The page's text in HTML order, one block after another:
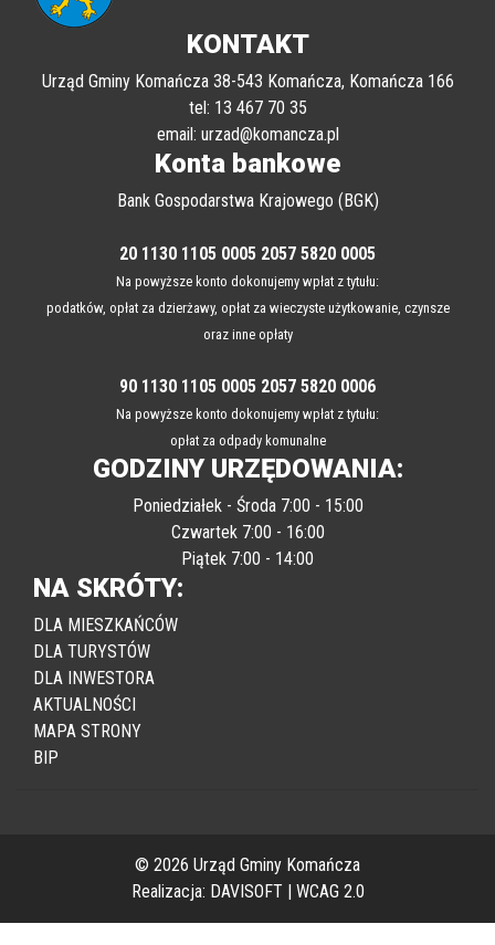
KONTAKT
Urząd Gminy Komańcza 38-543 Komańcza, Komańcza 166
tel: 13 467 70 35
email: urzad@komancza.pl
Konta bankowe
Bank Gospodarstwa Krajowego (BGK)
20 1130 1105 0005 2057 5820 0005
Na powyższe konto dokonujemy wpłat z tytułu:
podatków, opłat za dzierżawy, opłat za wieczyste użytkowanie, czynsze
oraz inne opłaty
90 1130 1105 0005 2057 5820 0006
Na powyższe konto dokonujemy wpłat z tytułu:
opłat za odpady komunalne
GODZINY URZĘDOWANIA:
Poniedziałek - Środa 7:00 - 15:00
Czwartek 7:00 - 16:00
Piątek 7:00 - 14:00
NA SKRÓTY:
DLA MIESZKAŃCÓW
DLA TURYSTÓW
DLA INWESTORA
AKTUALNOŚCI
MAPA STRONY
BIP
© 2026 Urząd Gminy Komańcza
Realizacja: DAVISOFT WCAG 2.0